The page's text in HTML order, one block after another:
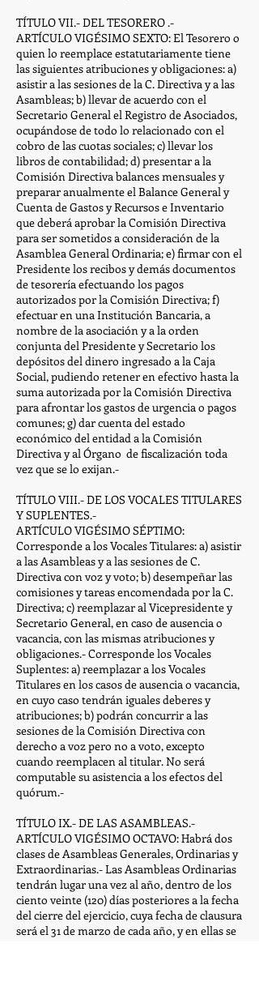
TÍTULO VII.- DEL TESORERO .-
ARTÍCULO VIGÉSIMO SEXTO: El Tesorero o
quien lo reemplace estatutariamente tiene
las siguientes atribuciones y obligaciones: a)
asistir a las sesiones de la C. Directiva y a las
Asambleas; b) llevar de acuerdo con el
Secretario General el Registro de Asociados,
ocupándose de todo lo relacionado con el
cobro de las cuotas sociales; c) llevar los
libros de contabilidad; d) presentar a la
Comisión Directiva balances mensuales y
preparar anualmente el Balance General y
Cuenta de Gastos y Recursos e Inventario
que deberá aprobar la Comisión Directiva
para ser sometidos a consideración de la
Asamblea General Ordinaria; e) firmar con el
Presidente los recibos y demás documentos
de tesorería efectuando los pagos
autorizados por la Comisión Directiva; f)
efectuar en una Institución Bancaria, a
nombre de la asociación y a la orden
conjunta del Presidente y Secretario los
depósitos del dinero ingresado a la Caja
Social, pudiendo retener en efectivo hasta la
suma autorizada por la Comisión Directiva
para afrontar los gastos de urgencia o pagos
comunes; g) dar cuenta del estado
económico del entidad a la Comisión
Directiva y al Órgano de fiscalización toda
vez que se lo exijan.-
TÍTULO VIII.- DE LOS VOCALES TITULARES
Y SUPLENTES.-
ARTÍCULO VIGÉSIMO SÉPTIMO:
Corresponde a los Vocales Titulares: a) asistir
a las Asambleas y a las sesiones de C.
Directiva con voz y voto; b) desempeñar las
comisiones y tareas encomendada por la C.
Directiva; c) reemplazar al Vicepresidente y
Secretario General, en caso de ausencia o
vacancia, con las mismas atribuciones y
obligaciones.- Corresponde los Vocales
Suplentes: a) reemplazar a los Vocales
Titulares en los casos de ausencia o vacancia,
en cuyo caso tendrán iguales deberes y
atribuciones; b) podrán concurrir a las
sesiones de la Comisión Directiva con
derecho a voz pero no a voto, excepto
cuando reemplacen al titular. No será
computable su asistencia a los efectos del
quórum.-
TÍTULO IX.- DE LAS ASAMBLEAS.-
ARTÍCULO VIGÉSIMO OCTAVO: Habrá dos
clases de Asambleas Generales, Ordinarias y
Extraordinarias.- Las Asambleas Ordinarias
tendrán lugar una vez al año, dentro de los
ciento veinte (120) días posteriores a la fecha
del cierre del ejercicio, cuya fecha de clausura
será el 31 de marzo de cada año, y en ellas se